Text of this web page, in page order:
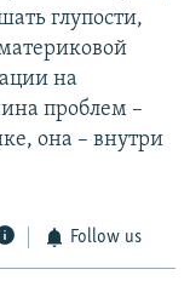
глупости,
на
проблем –
она – внутри
Follow us